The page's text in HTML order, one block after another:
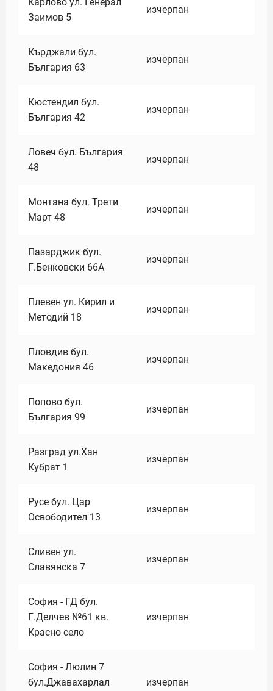
Заимов 5
изчерпан
Кърджали бул.
България 63
изчерпан
Кюстендил бул.
България 42
изчерпан
Ловеч бул. България
48
изчерпан
Монтана бул. Трети
Март 48
изчерпан
Пазарджик бул.
Г.Бенковски 66А
изчерпан
Плевен ул. Кирил и
Методий 18
изчерпан
Пловдив бул.
Македония 46
изчерпан
Попово бул.
България 99
изчерпан
Разград ул.Хан
Кубрат 1
изчерпан
Русе бул. Цар
Освободител 13
изчерпан
Сливен ул.
Славянска 7
изчерпан
София - ГД бул.
Г.Делчев №61 кв.
Красно село
изчерпан
София - Люлин 7
бул.Джавахарлал
изчерпан